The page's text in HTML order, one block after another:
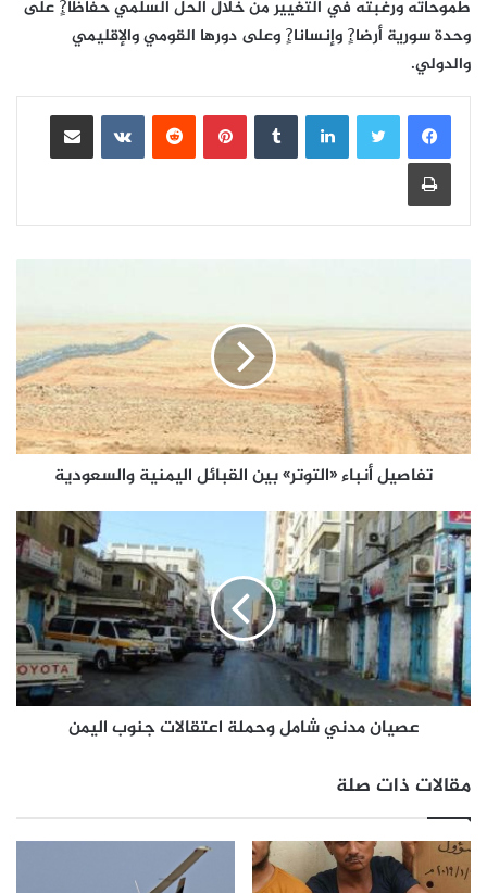
طموحاته ورغبته في التغيير من خلال الحل السلمي حفاظا?ٍ على
وحدة سورية أرضا?ٍ وإنسانا?ٍ وعلى دورها القومي والإقليمي
والدولي.
لينكدإن بينتيريست
مشاركة عبر البريد
طباعة
تفاصيل أنباء «التوتر» بين القبائل اليمنية والسعودية
عصيان مدني شامل وحملة اعتقالات جنوب اليمن
مقالات ذات صلة